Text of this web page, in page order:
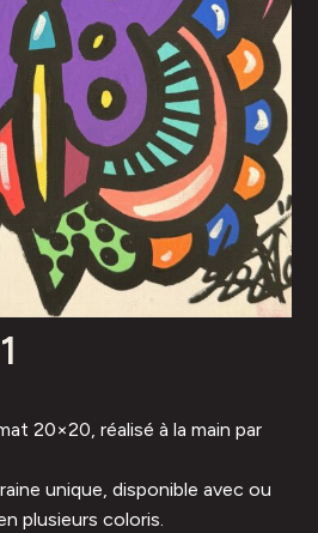
20×20, réalisé à la main par
unique, disponible avec ou
plusieurs coloris.